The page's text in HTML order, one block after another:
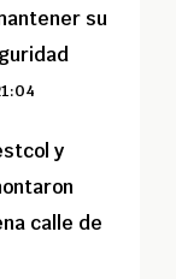
su
y
calle de